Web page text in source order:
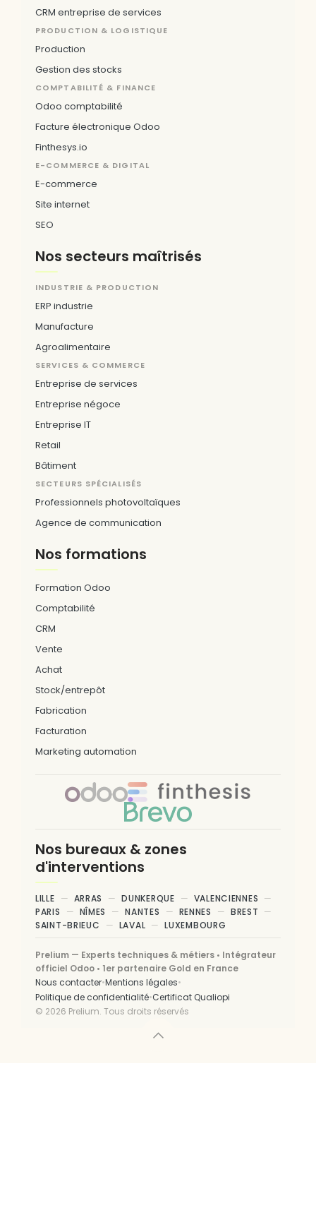
CRM entreprise de services
PRODUCTION & LOGISTIQUE
Production
Gestion des stocks
COMPTABILITÉ & FINANCE
Odoo comptabilité
Facture électronique Odoo
Finthesys.io
E-COMMERCE & DIGITAL
E-commerce
Site internet
SEO
Nos secteurs maîtrisés
INDUSTRIE & PRODUCTION
ERP industrie
Manufacture
Agroalimentaire
SERVICES & COMMERCE
Entreprise de services
Entreprise négoce
Entreprise IT
Retail
Bâtiment
SECTEURS SPÉCIALISÉS
Professionnels photovoltaïques
Agence de communication
Nos formations
Formation Odoo
Comptabilité
CRM
Vente
Achat
Stock/entrepôt
Fabrication
Facturation
Marketing automation
Nos bureaux & zones
d'interventions
LILLE ARRAS DUNKERQUE
VALENCIENNES
PARIS
NÎMES NANTES RENNES
BREST
SAINT-BRIEUC
LAVAL LUXEMBOURG
Prelium — Experts techniques & métiers • Intégrateur
officiel Odoo • 1er partenaire Gold en France
Nous contacter•Mentions légales•
Politique de confidentialité•Certificat Qualiopi
© 2026 Prelium. Tous droits réservés